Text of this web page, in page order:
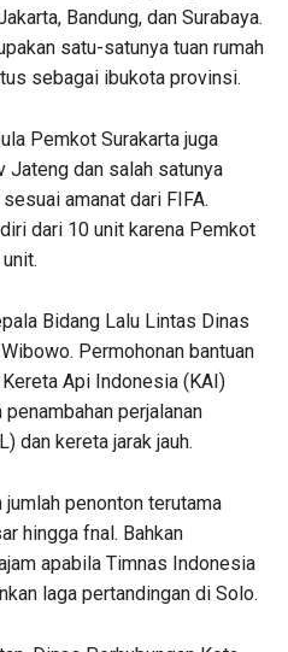
Bandung, dan Surabaya.
satu-satunya tuan rumah
sebagai ibukota provinsi.
Pemkot Surakarta juga
Jateng dan salah satunya
amanat dari FIFA.
dari 10 unit karena Pemkot
Bidang Lalu Lintas Dinas
Permohonan bantuan
Api Indonesia (KAI)
perjalanan
dan kereta jarak jauh.
penonton terutama
hingga fnal. Bahkan
apabila Timnas Indonesia
laga pertandingan di Solo.